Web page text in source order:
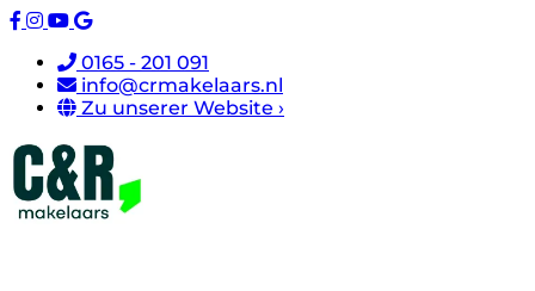
0165 - 201 091
info@crmakelaars.nl
Zu unserer Website ›